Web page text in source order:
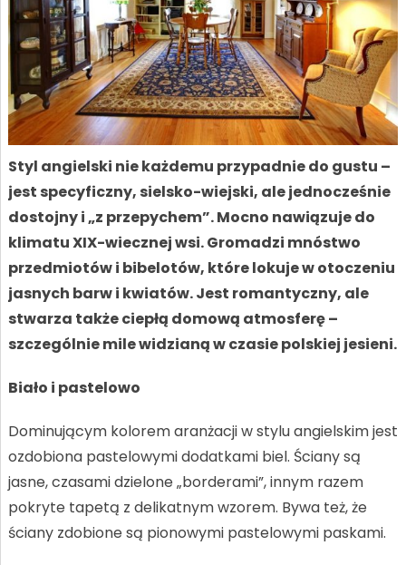
Styl angielski nie każdemu przypadnie do gustu –
jest specyficzny, sielsko-wiejski, ale jednocześnie
dostojny i „z przepychem”. Mocno nawiązuje do
klimatu XIX-wiecznej wsi. Gromadzi mnóstwo
przedmiotów i bibelotów, które lokuje w otoczeniu
jasnych barw i kwiatów. Jest romantyczny, ale
stwarza także ciepłą domową atmosferę –
szczególnie mile widzianą w czasie polskiej jesieni.
Biało i pastelowo
Dominującym kolorem aranżacji w stylu angielskim jest
ozdobiona pastelowymi dodatkami biel. Ściany są
jasne, czasami dzielone „borderami”, innym razem
pokryte tapetą z delikatnym wzorem. Bywa też, że
ściany zdobione są pionowymi pastelowymi paskami.